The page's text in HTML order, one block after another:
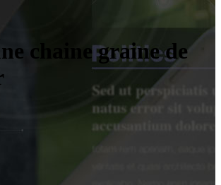
chaine graine de